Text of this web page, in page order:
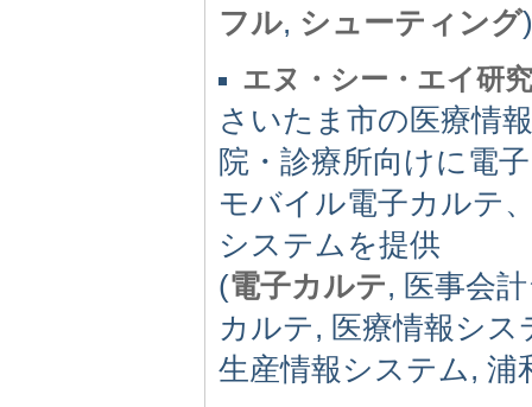
フル, シューティング)
エヌ・シー・エイ研
さいたま市の医療情
院・診療所向けに電
モバイル電子カルテ
システムを提供
(電子カルテ, 医事会
カルテ, 医療情報シ
生産情報システム,